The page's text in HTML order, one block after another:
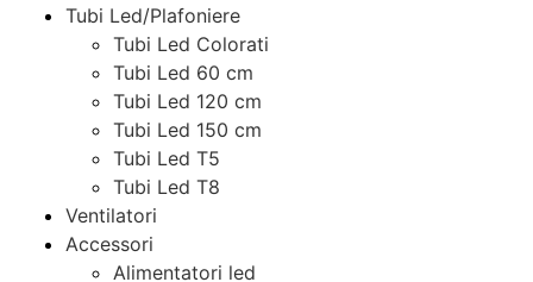
Tubi Led/Plafoniere
Tubi Led Colorati
Tubi Led 60 cm
Tubi Led 120 cm
Tubi Led 150 cm
Tubi Led T5
Tubi Led T8
Ventilatori
Accessori
Alimentatori led